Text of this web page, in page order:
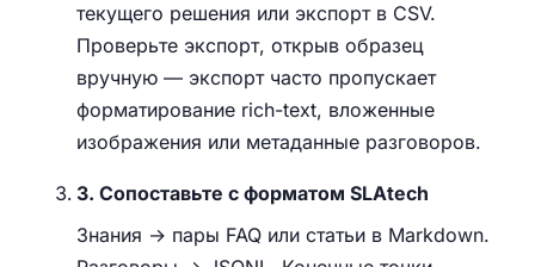
текущего решения или экспорт в CSV.
Проверьте экспорт, открыв образец
вручную — экспорт часто пропускает
форматирование rich-text, вложенные
изображения или метаданные разговоров.
3. Сопоставьте с форматом SLAtech
Знания → пары FAQ или статьи в Markdown.